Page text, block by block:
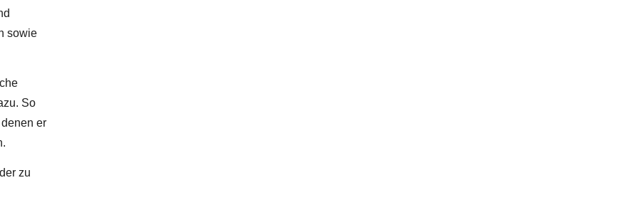
sowie
So
er
zu